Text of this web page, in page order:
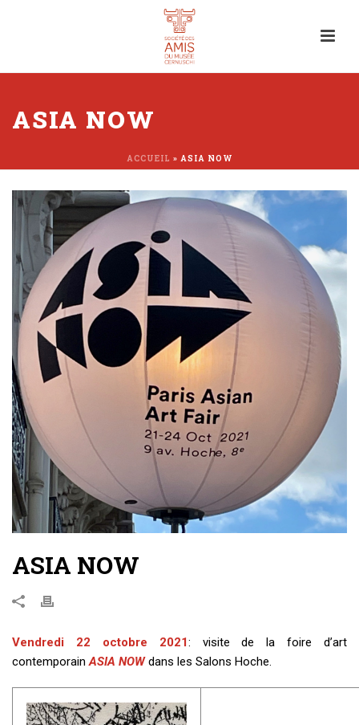
ASIA NOW
ACCUEIL » ASIA NOW
ASIA NOW
Vendredi 22 octobre 2021: visite de la foire d’art
contemporainASIA NOWdans les Salons Hoche.